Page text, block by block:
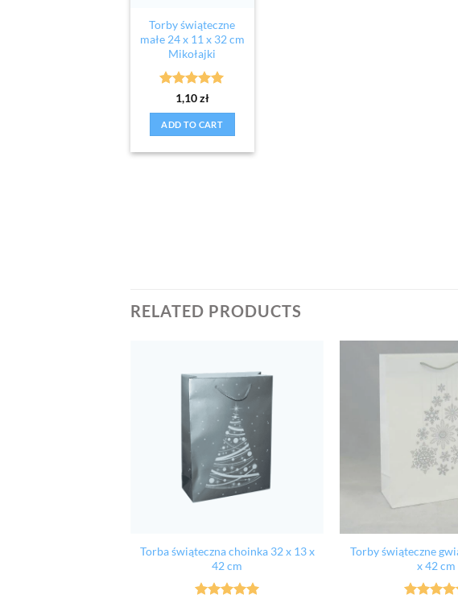
Torby świąteczne
małe 24 x 11 x 32 cm
Mikołajki
Rated5
1,10zł
ADD TO CART
RELATED PRODUCTS
Torba świąteczna choinka 32 x 13 x
42 cm
Torby świąteczne
x 42 cm